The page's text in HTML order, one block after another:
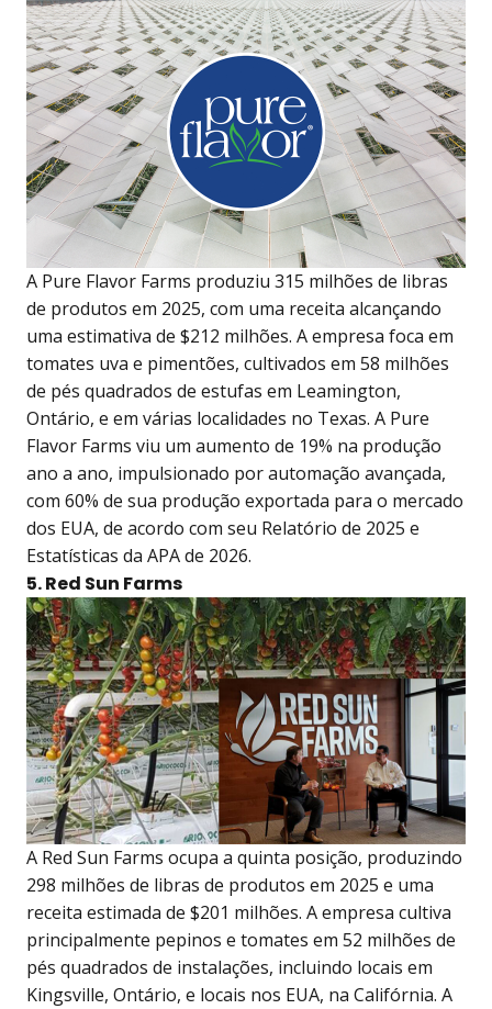
A Pure Flavor Farms produziu 315 milhões de libras
de produtos em 2025, com uma receita alcançando
uma estimativa de $212 milhões. A empresa foca em
tomates uva e pimentões, cultivados em 58 milhões
de pés quadrados de estufas em Leamington,
Ontário, e em várias localidades no Texas. A Pure
Flavor Farms viu um aumento de 19% na produção
ano a ano, impulsionado por automação avançada,
com 60% de sua produção exportada para o mercado
dos EUA, de acordo com seu Relatório de 2025 e
Estatísticas da APA de 2026.
5. Red Sun Farms
A Red Sun Farms ocupa a quinta posição, produzindo
298 milhões de libras de produtos em 2025 e uma
receita estimada de $201 milhões. A empresa cultiva
principalmente pepinos e tomates em 52 milhões de
pés quadrados de instalações, incluindo locais em
Kingsville, Ontário, e locais nos EUA, na Califórnia. A